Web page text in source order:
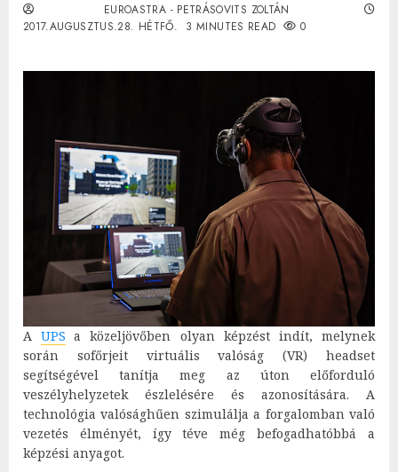
EUROASTRA - PETRÁSOVITS ZOLTÁN
2017.AUGUSZTUS.28. HÉTFŐ.
3 MINUTES READ 0
AUPS a közeljövőben olyan képzést indít, melynek
során sofőrjeit virtuális valóság (VR) headset
segítségével tanítja meg az úton előforduló
veszélyhelyzetek észlelésére és azonosítására. A
technológia valósághűen szimulálja a forgalomban való
vezetés élményét, így téve még befogadhatóbbá a
képzési anyagot.